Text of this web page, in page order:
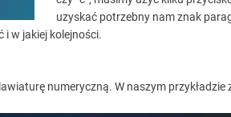
uzyskać potrzebny nam znak
i w jakiej kolejności.
numeryczną. W naszym przykładzie